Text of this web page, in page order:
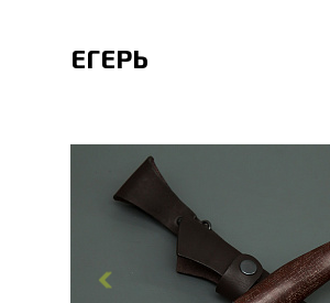
ЕГЕРЬ
Общая длина, мм
Длина клинка, мм
Ширина клинка, мм
Толщина обуха, мм
Ширина рукояти, мм